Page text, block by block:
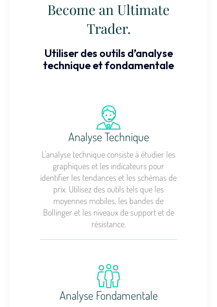
Become an Ultimate
Trader.
Utiliser des outils d’analyse
technique et fondamentale
Analyse Technique
L'analyse technique consiste à étudier les
graphiques et les indicateurs pour
identifier les tendances et les schémas de
prix. Utilisez des outils tels que les
moyennes mobiles, les bandes de
Bollinger et les niveaux de support et de
résistance.
Analyse Fondamentale